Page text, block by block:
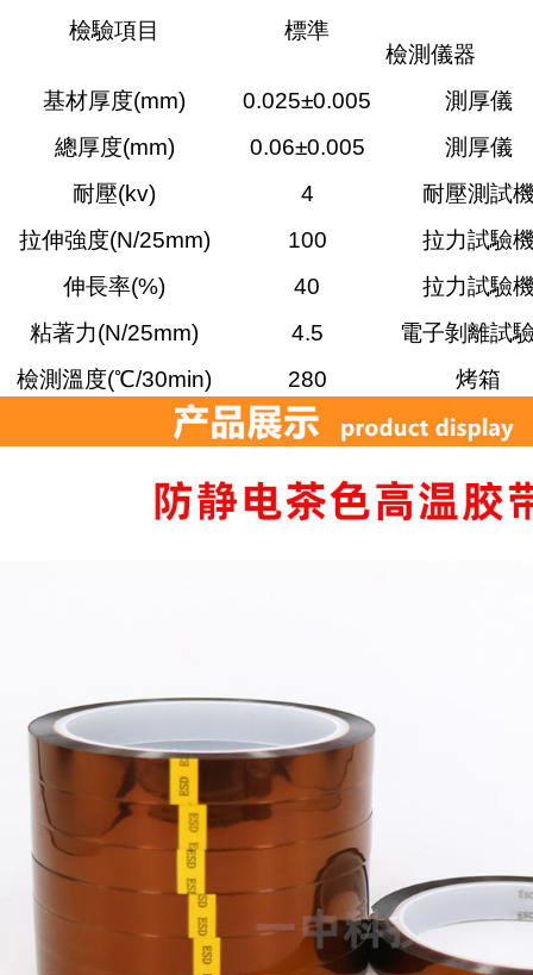
檢驗項目
標準
檢測儀器
基材厚度(mm)
0.025±0.005
測厚儀
總厚度(mm)
0.06±0.005
測厚儀
耐壓(kv)
4
耐壓測試
拉伸強度(N/25mm)
100
拉力試驗
伸長率(%)
40
拉力試驗
粘著力(N/25mm)
4.5
電子剝離試
檢測溫度(℃/30min)
280 烤箱